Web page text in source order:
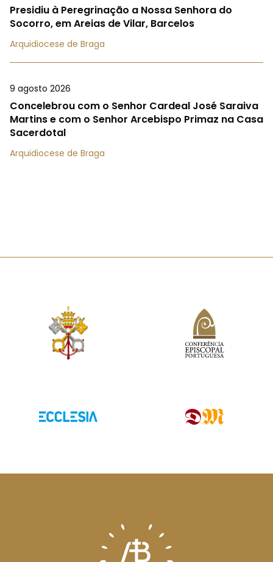
Presidiu à Peregrinação a Nossa Senhora do
Socorro, em Areias de Vilar, Barcelos
Arquidiocese de Braga
9 agosto 2026
Concelebrou com o Senhor Cardeal José Saraiva
Martins e com o Senhor Arcebispo Primaz na Casa
Sacerdotal
Arquidiocese de Braga